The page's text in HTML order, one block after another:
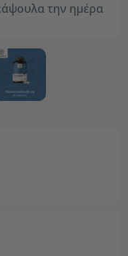
την ημέρα